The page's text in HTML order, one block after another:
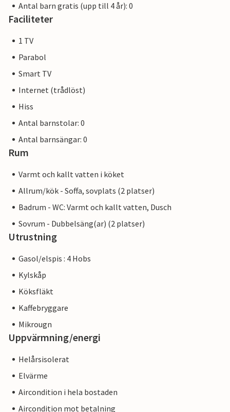
Antal barn gratis (upp till 4 år): 0
Faciliteter
1 TV
Parabol
Smart TV
Internet (trådlöst)
Hiss
Antal barnstolar: 0
Antal barnsängar: 0
Rum
Varmt och kallt vatten i köket
Allrum/kök - Soffa, sovplats (2 platser)
Badrum - WC: Varmt och kallt vatten, Dusch
Sovrum - Dubbelsäng(ar) (2 platser)
Utrustning
Gasol/elspis : 4 Hobs
Kylskåp
Köksfläkt
Kaffebryggare
Mikrougn
Uppvärmning/energi
Helårsisolerat
Elvärme
Aircondition i hela bostaden
Aircondition mot betalning